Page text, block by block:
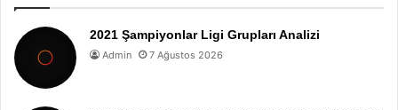
2021 Şampiyonlar Ligi Grupları Analizi
Admin 7 Ağustos 2026